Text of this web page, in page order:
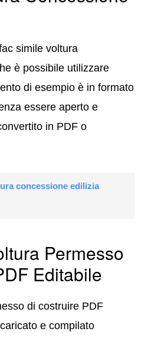
simile voltura
è possibile utilizzare
di esempio è in formato
essere aperto e
in PDF o
concessione edilizia
Permesso
Editabile
di costruire PDF
e compilato